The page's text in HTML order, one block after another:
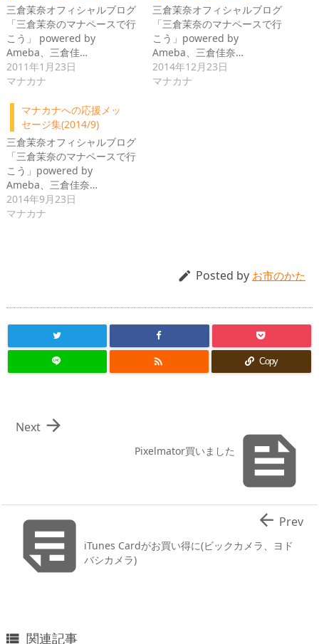
三倉茉奈オフィシャルブログ
「三倉茉奈のマナペースで行
こう」 powered by
Ameba、三倉佳…
2011年1月23日
マナカナ
三倉茉奈オフィシャルブログ
「三倉茉奈のマナペースで行
こう」powered by
Ameba、三倉佳奈…
2014年12月23日
マナカナ
マナカナへの応援メッ
セージ集(2014/9)
三倉茉奈オフィシャルブログ
「三倉茉奈のマナペースで行
こう」powered by
Ameba、三倉佳奈…
2014年9月23日
マナカナ
 Posted by お市のかた
 Copy

Pixelmator買いました

Next
iTunes Cardがお買い得に(ビックカメラ、ヨド
バシカメラ)
 Prev
 関連記事